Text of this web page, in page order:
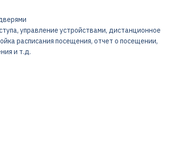
управление устройствами, дистанционное
расписания посещения, отчет о посещении,
и т.д.